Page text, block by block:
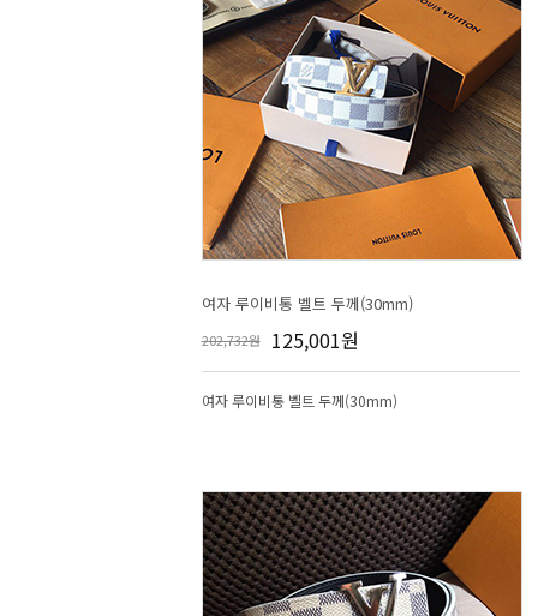
여자 루이비통 벨트 두께(30mm)
202,732원 125,001원
여자 루이비통 벨트 두께(30mm)